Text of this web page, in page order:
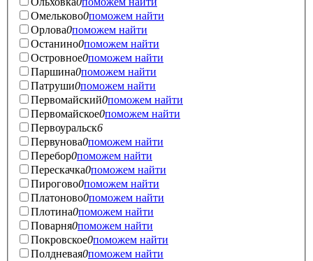
Омельково0поможем найти
Орлова0поможем найти
Останино0поможем найти
Островное0поможем найти
Паршина0поможем найти
Патруши0поможем найти
Первомайский0поможем найти
Первомайское0поможем найти
Первоуральск6
Первунова0поможем найти
Перебор0поможем найти
Перескачка0поможем найти
Пирогово0поможем найти
Платоново0поможем найти
Плотина0поможем найти
Поварня0поможем найти
Покровское0поможем найти
Полдневая0поможем найти